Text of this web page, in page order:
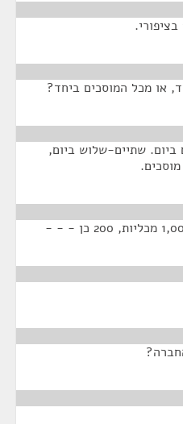
או מכל המוסכים ביחד?
שתיים-שלוש ביום,